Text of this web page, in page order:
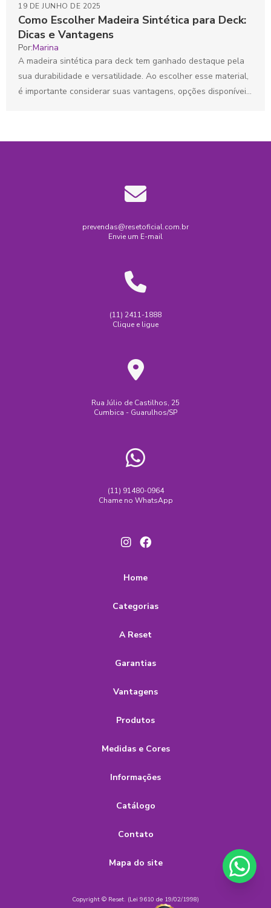
Como Escolher Madeira Sintética para Deck:
Dicas e Vantagens
19 DE JUNHO DE 2025
Por:Marina
A madeira sintética para deck tem ganhado destaque pela
sua durabilidade e versatilidade. Ao escolher esse material,
é importante considerar suas vantagens, opções disponíveis
prevendas@resetoficial.com.br
Envie um E-mail
(11) 2411-1888
Clique e ligue
Rua Júlio de Castilhos, 25
Cumbica - Guarulhos/SP
(11) 91480-0964
Chame no WhatsApp
Home
Categorias
A Reset
Garantias
Vantagens
Produtos
Medidas e Cores
Informações
Catálogo
Contato
Mapa do site
Copyright © Reset. (Lei 9610 de 19/02/1998)